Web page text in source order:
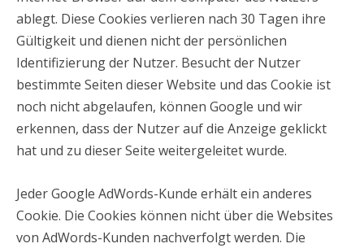
ablegt. Diese Cookies verlieren nach 30 Tagen ihre
Gültigkeit und dienen nicht der persönlichen
Identifizierung der Nutzer. Besucht der Nutzer
bestimmte Seiten dieser Website und das Cookie ist
noch nicht abgelaufen, können Google und wir
erkennen, dass der Nutzer auf die Anzeige geklickt
hat und zu dieser Seite weitergeleitet wurde.
Jeder Google AdWords-Kunde erhält ein anderes
Cookie. Die Cookies können nicht über die Websites
von AdWords-Kunden nachverfolgt werden. Die